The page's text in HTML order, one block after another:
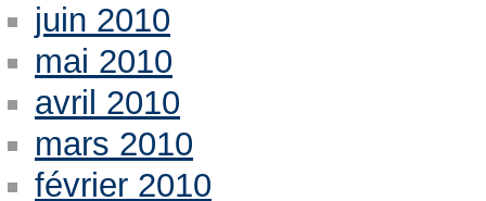
juin 2010
mai 2010
avril 2010
mars 2010
février 2010